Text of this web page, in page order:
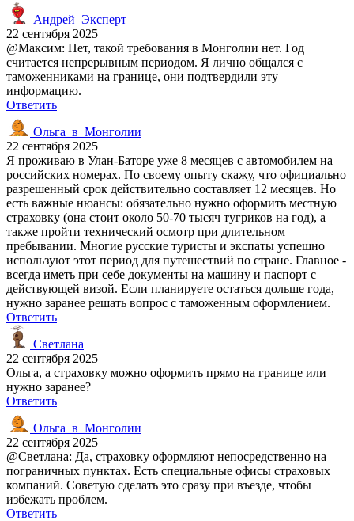
Андрей_Эксперт
22 сентября 2025
@Максим: Нет, такой требования в Монголии нет. Год
считается непрерывным периодом. Я лично общался с
таможенниками на границе, они подтвердили эту
информацию.
Ответить
Ольга_в_Монголии
22 сентября 2025
Я проживаю в Улан-Баторе уже 8 месяцев с автомобилем на
российских номерах. По своему опыту скажу, что официально
разрешенный срок действительно составляет 12 месяцев. Но
есть важные нюансы: обязательно нужно оформить местную
страховку (она стоит около 50-70 тысяч тугриков на год), а
также пройти технический осмотр при длительном
пребывании. Многие русские туристы и экспаты успешно
используют этот период для путешествий по стране. Главное -
всегда иметь при себе документы на машину и паспорт с
действующей визой. Если планируете остаться дольше года,
нужно заранее решать вопрос с таможенным оформлением.
Ответить
Светлана
22 сентября 2025
Ольга, а страховку можно оформить прямо на границе или
нужно заранее?
Ответить
Ольга_в_Монголии
22 сентября 2025
@Светлана: Да, страховку оформляют непосредственно на
пограничных пунктах. Есть специальные офисы страховых
компаний. Советую сделать это сразу при въезде, чтобы
избежать проблем.
Ответить